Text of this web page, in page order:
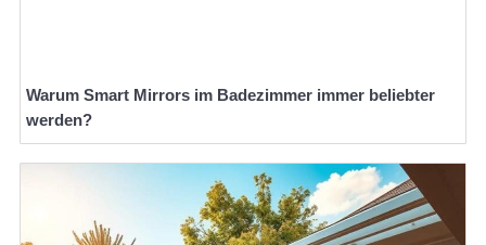
Warum Smart Mirrors im Badezimmer immer beliebter
werden?